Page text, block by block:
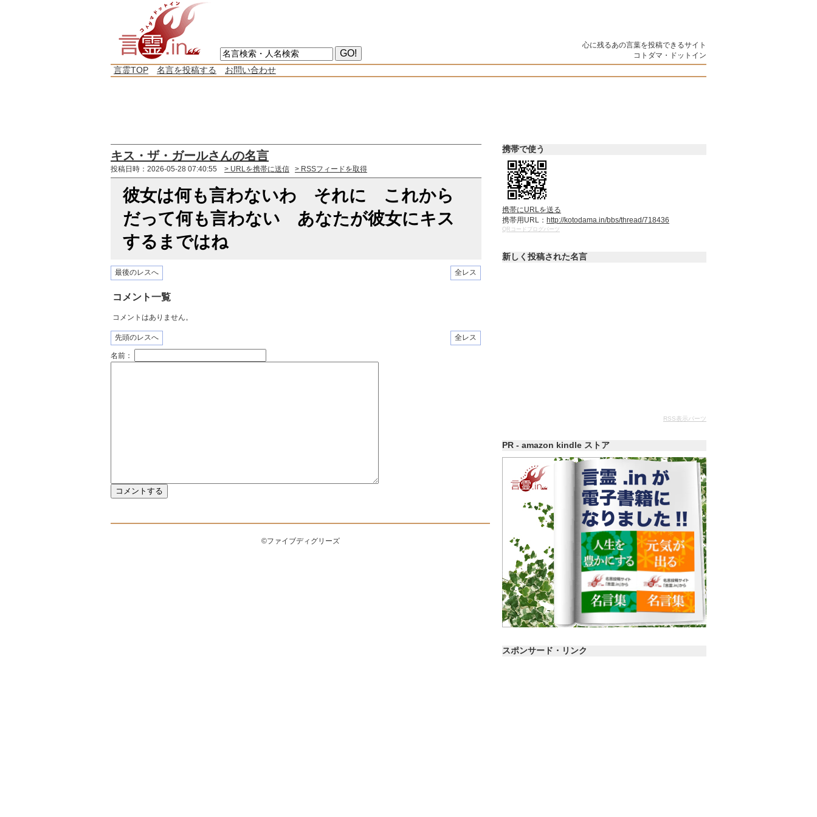
心に残るあの言葉を投稿できるサイト
コトダマ・ドットイン
言霊TOP 名言を投稿する お問い合わせ
キス・ザ・ガールさんの名言
投稿日時：2026-05-28 07:40:55 > URLを携帯に送信 > RSSフィードを取得
彼女は何も言わないわ それに これから
だって何も言わない あなたが彼女にキス
するまではね
最後のレスへ 全レス
コメント一覧
コメントはありません。
先頭のレスへ 全レス
名前：
©ファイブディグリーズ
携帯で使う
携帯にURLを送る
携帯用URL： http://kotodama.in/bbs/thread/718436
QRコードブログパーツ
新しく投稿された名言
RSS表示パーツ
PR - amazon kindle ストア
スポンサード・リンク